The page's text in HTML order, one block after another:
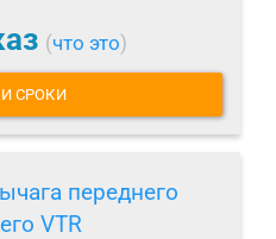
(что это)
СРОКИ
переднего
VTR